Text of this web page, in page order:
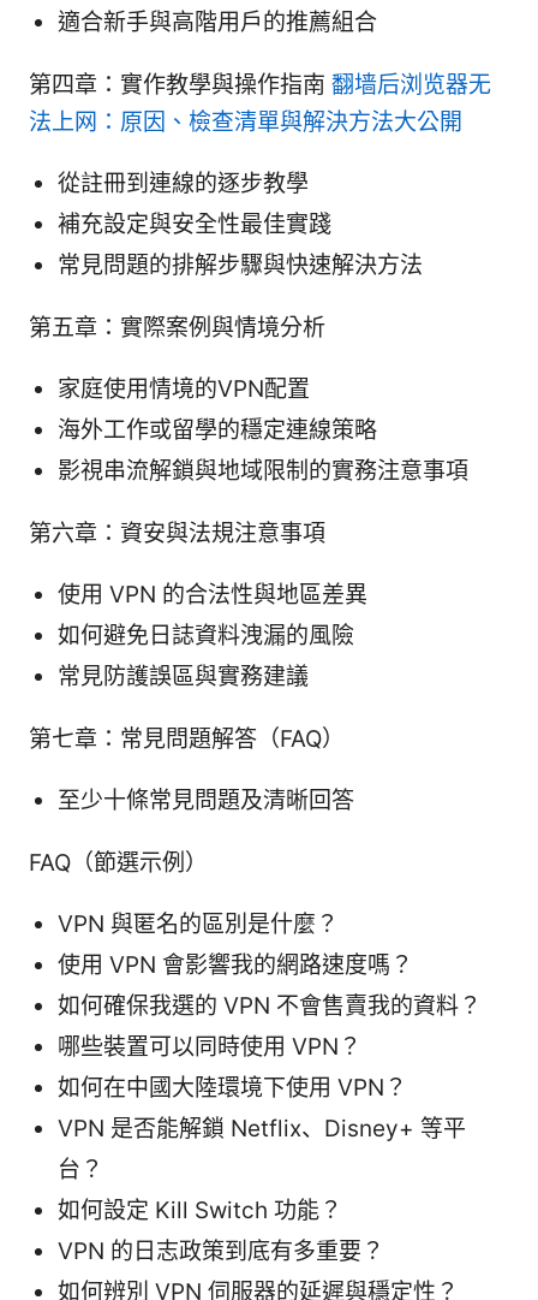
適合新手與高階用戶的推薦組合
第四章：實作教學與操作指南 翻墙后浏览器无
法上网：原因、檢查清單與解決方法大公開
從註冊到連線的逐步教學
補充設定與安全性最佳實踐
常見問題的排解步驟與快速解決方法
第五章：實際案例與情境分析
家庭使用情境的VPN配置
海外工作或留學的穩定連線策略
影視串流解鎖與地域限制的實務注意事項
第六章：資安與法規注意事項
使用 VPN 的合法性與地區差異
如何避免日誌資料洩漏的風險
常見防護誤區與實務建議
第七章：常見問題解答（FAQ）
至少十條常見問題及清晰回答
FAQ（節選示例）
VPN 與匿名的區別是什麼？
使用 VPN 會影響我的網路速度嗎？
如何確保我選的 VPN 不會售賣我的資料？
哪些裝置可以同時使用 VPN？
如何在中國大陸環境下使用 VPN？
VPN 是否能解鎖 Netflix、Disney+ 等平
台？
如何設定 Kill Switch 功能？
VPN 的日志政策到底有多重要？
如何辨別 VPN 伺服器的延遲與穩定性？